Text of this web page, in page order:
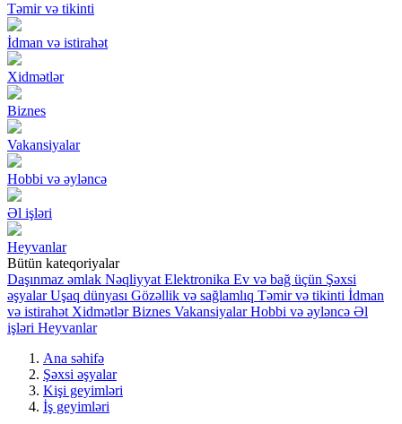
Təmir və tikinti
İdman və istirahət
Xidmətlər
Biznes
Vakansiyalar
Hobbi və əyləncə
Əl işləri
Heyvanlar
Bütün kateqoriyalar
Daşınmaz əmlak Nəqliyyat Elektronika Ev və bağ üçün Şəxsi
əşyalar Uşaq dünyası Gözəllik və sağlamlıq Təmir və tikinti İdman
və istirahət Xidmətlər Biznes Vakansiyalar Hobbi və əyləncə Əl
işləri Heyvanlar
Ana səhifə
Şəxsi əşyalar
Kişi geyimləri
İş geyimləri